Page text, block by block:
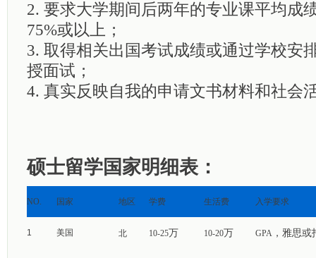
2. 要求大学期间后两年的专业课平均成
75%或以上；
3. 取得相关出国考试成绩或通过学校安
授面试；
4. 真实反映自我的申请文书材料和社会
硕士留学国家明细表：
NO. 国家 地区 学费 生活费 入学要求
1 美国 北 10-25万 10-20万 GPA ，雅思或